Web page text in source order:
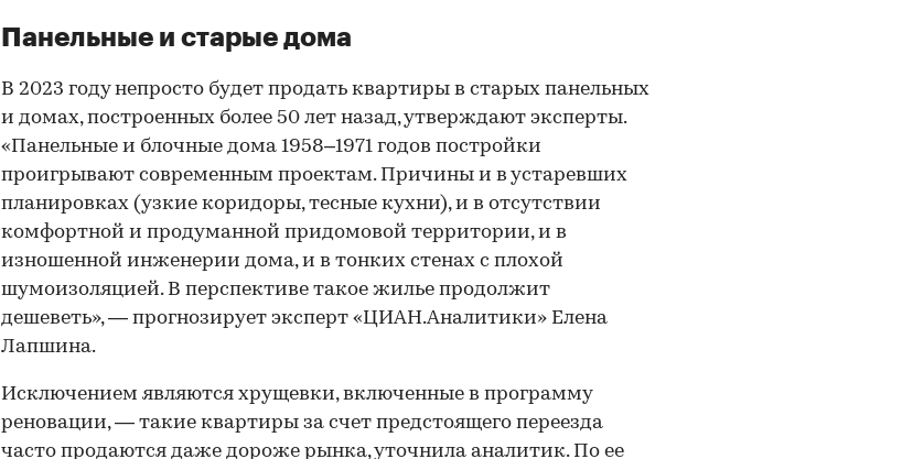
Панельные и старые дома
В 2023 году непросто будет продать квартиры в старых панельных
и домах, построенных более 50 лет назад, утверждают эксперты.
«Панельные и блочные дома 1958–1971 годов постройки
проигрывают современным проектам. Причины и в устаревших
планировках (узкие коридоры, тесные кухни), и в отсутствии
комфортной и продуманной придомовой территории, и в
изношенной инженерии дома, и в тонких стенах с плохой
шумоизоляцией. В перспективе такое жилье продолжит
дешеветь», — прогнозирует эксперт «ЦИАН.Аналитики» Елена
Лапшина.
Исключением являются хрущевки, включенные в программу
реновации, — такие квартиры за счет предстоящего переезда
часто продаются даже дороже рынка, уточнила аналитик. По ее